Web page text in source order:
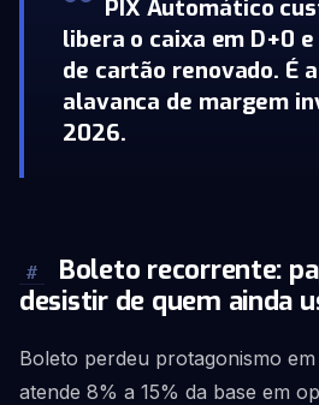
PIX Automático
libera o caixa em D+0
de cartão renovado. É
alavanca de margem
2026.
#
Boleto recorrente:
desistir de quem ainda
Boleto perdeu protagonismo em
atende 8% a 15% da base em